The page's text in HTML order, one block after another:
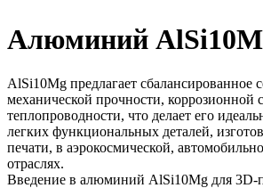
Алюминий
AlSi10Mg предлагает сбалансированное
механической прочности, коррозионной
теплопроводности, что делает его
легких функциональных деталей,
печати, в аэрокосмической,
отраслях.
Введение в алюминий AlSi10Mg для 3D-